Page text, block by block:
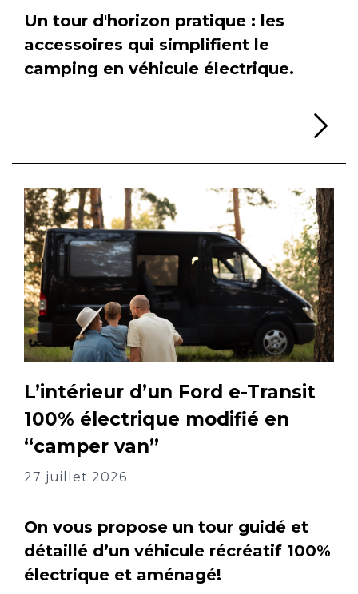
Un tour d'horizon pratique : les
accessoires qui simplifient le
camping en véhicule électrique.
L’intérieur d’un Ford e-Transit
100% électrique modifié en
“camper van”
27 juillet 2026
On vous propose un tour guidé et
détaillé d’un véhicule récréatif 100%
électrique et aménagé!